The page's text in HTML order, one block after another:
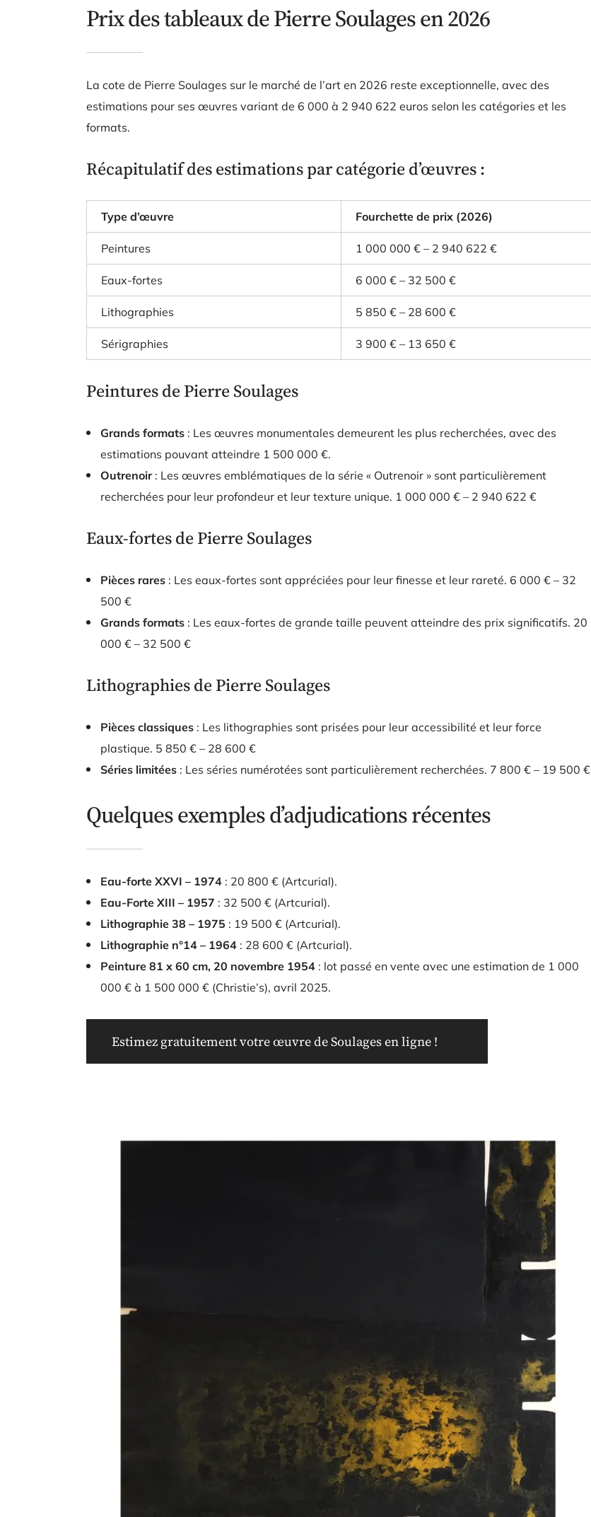
Prix des tableaux de Pierre Soulages en 2026
La cote de Pierre Soulages sur le marché de l’art en 2026 reste exceptionnelle, avec des
estimations pour ses œuvres variant de 6 000 à 2 940 622 euros selon les catégories et les
formats.
Récapitulatif des estimations par catégorie d’œuvres :
Type d’œuvre Fourchette de prix (2026)
Peintures 1 000 000 € – 2 940 622 €
Eaux-fortes 6 000 € – 32 500 €
Lithographies 5 850 € – 28 600 €
Sérigraphies 3 900 € – 13 650 €
Peintures de Pierre Soulages
Grands formats : Les œuvres monumentales demeurent les plus recherchées, avec des
estimations pouvant atteindre 1 500 000 €.
Outrenoir: Les œuvres emblématiques de la série « Outrenoir » sont particulièrement
recherchées pour leur profondeur et leur texture unique. 1 000 000 € – 2 940 622 €
Eaux-fortes de Pierre Soulages
Pièces rares : Les eaux-fortes sont appréciées pour leur finesse et leur rareté. 6 000 € – 32
500 €
Grands formats : Les eaux-fortes de grande taille peuvent atteindre des prix significatifs. 20
000 € – 32 500 €
Lithographies de Pierre Soulages
Pièces classiques : Les lithographies sont prisées pour leur accessibilité et leur force
plastique. 5 850 € – 28 600 €
Séries limitées : Les séries numérotées sont particulièrement recherchées. 7 800 € – 19 500 €
Quelques exemples d’adjudications récentes
Eau-forte XXVI – 1974 : 20 800 € (Artcurial).
Eau-Forte XIII – 1957 : 32 500 € (Artcurial).
Lithographie 38 – 1975 : 19 500 € (Artcurial).
Lithographie n°14 – 1964 : 28 600 € (Artcurial).
Peinture 81 x 60 cm, 20 novembre 1954 : lot passé en vente avec une estimation de 1 000
000 € à 1 500 000 € (Christie’s), avril 2025.
Estimez gratuitement votre œuvre de Soulages en ligne !